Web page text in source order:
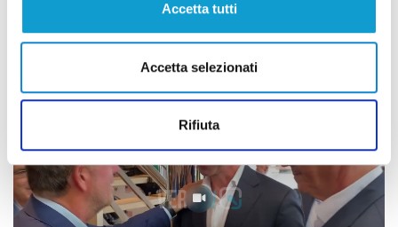
Accetta tutti
Accetta selezionati
Rifiuta
di Sergio Cinquino